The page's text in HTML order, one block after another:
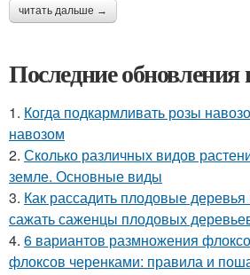
читать дальше →
Последние обновления
1. Когда подкармливать розы
навозом
2. Сколько различных видов
земле. Основные виды
3. Как рассадить плодовые деревья
сажать саженцы плодовых
4. 6 вариантов размножения
флоксов черенками: правила и